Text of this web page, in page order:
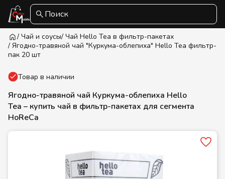
Поиск
/ Чай и соусы/ Чай Hello Tea в фильтр-пакетах
/ Ягодно-травяной чай "Куркума-облепиха" Hello Tea фильтр-
пак 20 шт
Товар в наличии
Ягодно-травяной чай Куркума-облепиха Hello
Tea – купить чай в фильтр-пакетах для сегмента
HoReCa